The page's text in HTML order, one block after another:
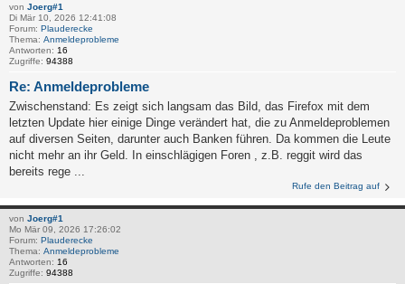
von Joerg#1
Di Mär 10, 2026 12:41:08
Forum: Plauderecke
Thema: Anmeldeprobleme
Antworten: 16
Zugriffe: 94388
Re: Anmeldeprobleme
Zwischenstand: Es zeigt sich langsam das Bild, das Firefox mit dem
letzten Update hier einige Dinge verändert hat, die zu Anmeldeproblemen
auf diversen Seiten, darunter auch Banken führen. Da kommen die Leute
nicht mehr an ihr Geld. In einschlägigen Foren , z.B. reggit wird das
bereits rege ...
Rufe den Beitrag auf
von Joerg#1
Mo Mär 09, 2026 17:26:02
Forum: Plauderecke
Thema: Anmeldeprobleme
Antworten: 16
Zugriffe: 94388